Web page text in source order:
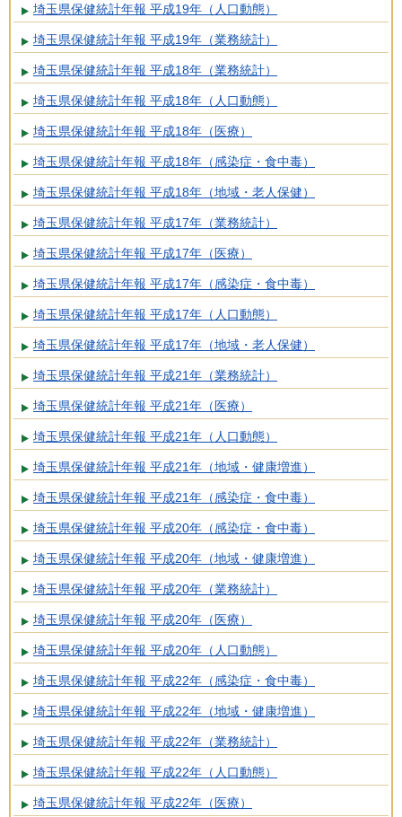
埼玉県保健統計年報 平成19年（人口動態）
埼玉県保健統計年報 平成19年（業務統計）
埼玉県保健統計年報 平成18年（業務統計）
埼玉県保健統計年報 平成18年（人口動態）
埼玉県保健統計年報 平成18年（医療）
埼玉県保健統計年報 平成18年（感染症・食中毒）
埼玉県保健統計年報 平成18年（地域・老人保健）
埼玉県保健統計年報 平成17年（業務統計）
埼玉県保健統計年報 平成17年（医療）
埼玉県保健統計年報 平成17年（感染症・食中毒）
埼玉県保健統計年報 平成17年（人口動態）
埼玉県保健統計年報 平成17年（地域・老人保健）
埼玉県保健統計年報 平成21年（業務統計）
埼玉県保健統計年報 平成21年（医療）
埼玉県保健統計年報 平成21年（人口動態）
埼玉県保健統計年報 平成21年（地域・健康増進）
埼玉県保健統計年報 平成21年（感染症・食中毒）
埼玉県保健統計年報 平成20年（感染症・食中毒）
埼玉県保健統計年報 平成20年（地域・健康増進）
埼玉県保健統計年報 平成20年（業務統計）
埼玉県保健統計年報 平成20年（医療）
埼玉県保健統計年報 平成20年（人口動態）
埼玉県保健統計年報 平成22年（感染症・食中毒）
埼玉県保健統計年報 平成22年（地域・健康増進）
埼玉県保健統計年報 平成22年（業務統計）
埼玉県保健統計年報 平成22年（人口動態）
埼玉県保健統計年報 平成22年（医療）